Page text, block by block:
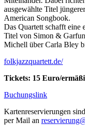
ausgewählte Titel
American Songbook.
Das Quartett schafft eine
Titel von Simon &
Michell über Carla Bley
folkjazzquartett.de/
Tickets: 15 Euro/
Buchungslink
Kartenreservierungen
per Mail an